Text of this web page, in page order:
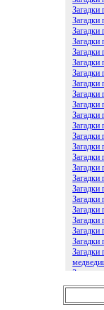
Загадки
Загадки
Загадки
Загадки
Загадки
Загадки
Загадки
Загадки
Загадки
Загадки
Загадки
Загадки
Загадки
Загадки
Загадки
Загадки
Загадки
Загадки
Загадки
Загадки
Загадки
Загадки
Загадки
Загадки
Загадки
Загадки